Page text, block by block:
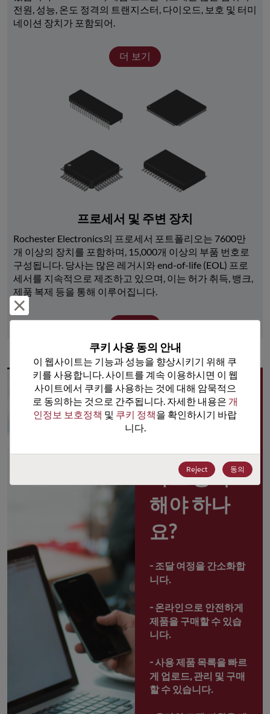
전원, 성능, 온도 정격의 트랜지스터, 다이오드, 보호 및 터미
네이션 장치가 포함되어.
더 보기
프로세서 및 주변 장치
Rochester Electronics의 프로세서 포트폴리오는 7600만
개 이상의 장치를 포함하며, 15,000개 이상의 부품 번호로
구성됩니다. 당사는 많은 레거시와 end-of-life (EOL) 프로
세서를 지속적으로 제조하고 있으며, 이는 허가 취득, 뱅크,
제품 복제 등을 통해 이루어집니다.
더 보기
왜
Rochester
포털 사용
자로 등록
해야 하나
요?
- 조달 여정을 간소화합
니다.
- 온라인으로 안전하게
제품을 구매할 수 있습
니다.
- 사용 제품 목록을 빠르
게 업로드, 관리 및 구매
할 수 있습니다.
쿠키 사용 동의 안내
이 웹사이트는 기능과 성능을 향상시키기 위해 쿠
키를 사용합니다. 사이트를 계속 이용하시면 이 웹
사이트에서 쿠키를 사용하는 것에 대해 암묵적으
로 동의하는 것으로 간주됩니다. 자세한 내용은 개
인정보 보호정책 및 쿠키 정책을 확인하시기 바랍
니다.
Reject 동의